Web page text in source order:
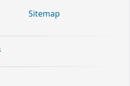
Sitemap